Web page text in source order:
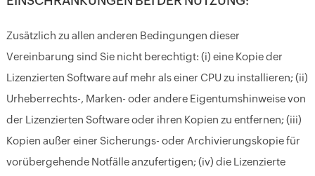
Zusätzlich zu allen anderen Bedingungen dieser
Vereinbarung sind Sie nicht berechtigt: (i) eine Kopie der
Lizenzierten Software auf mehr als einer CPU zu installieren; (ii)
Urheberrechts-, Marken- oder andere Eigentumshinweise von
der Lizenzierten Software oder ihren Kopien zu entfernen; (iii)
Kopien außer einer Sicherungs- oder Archivierungskopie für
vorübergehende Notfälle anzufertigen; (iv) die Lizenzierte